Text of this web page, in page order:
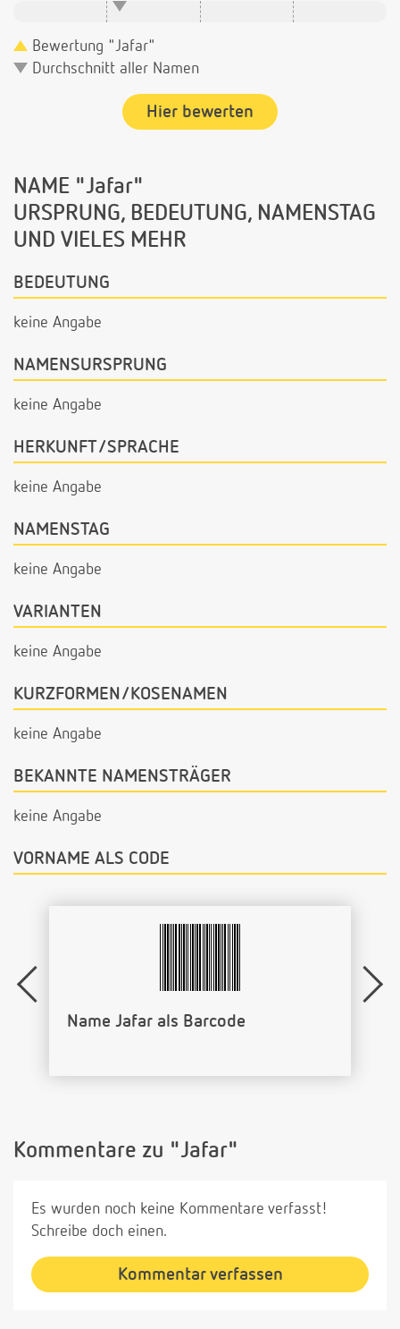
Bewertung "Jafar"
Durchschnitt aller Namen
Hier bewerten
NAME "Jafar"
URSPRUNG, BEDEUTUNG, NAMENSTAG
UND VIELES MEHR
BEDEUTUNG
keine Angabe
NAMENSURSPRUNG
keine Angabe
HERKUNFT/SPRACHE
keine Angabe
NAMENSTAG
keine Angabe
VARIANTEN
keine Angabe
KURZFORMEN/KOSENAMEN
keine Angabe
BEKANNTE NAMENSTRÄGER
keine Angabe
VORNAME ALS CODE
Name Jafar als Barcode
Kommentare zu "Jafar"
Es wurden noch keine Kommentare verfasst!
Schreibe doch einen.
Kommentar verfassen